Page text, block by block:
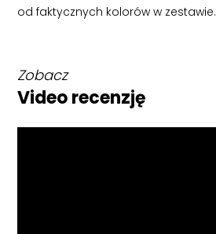
od faktycznych kolorów w zestawie.
Zobacz
Video recenzję